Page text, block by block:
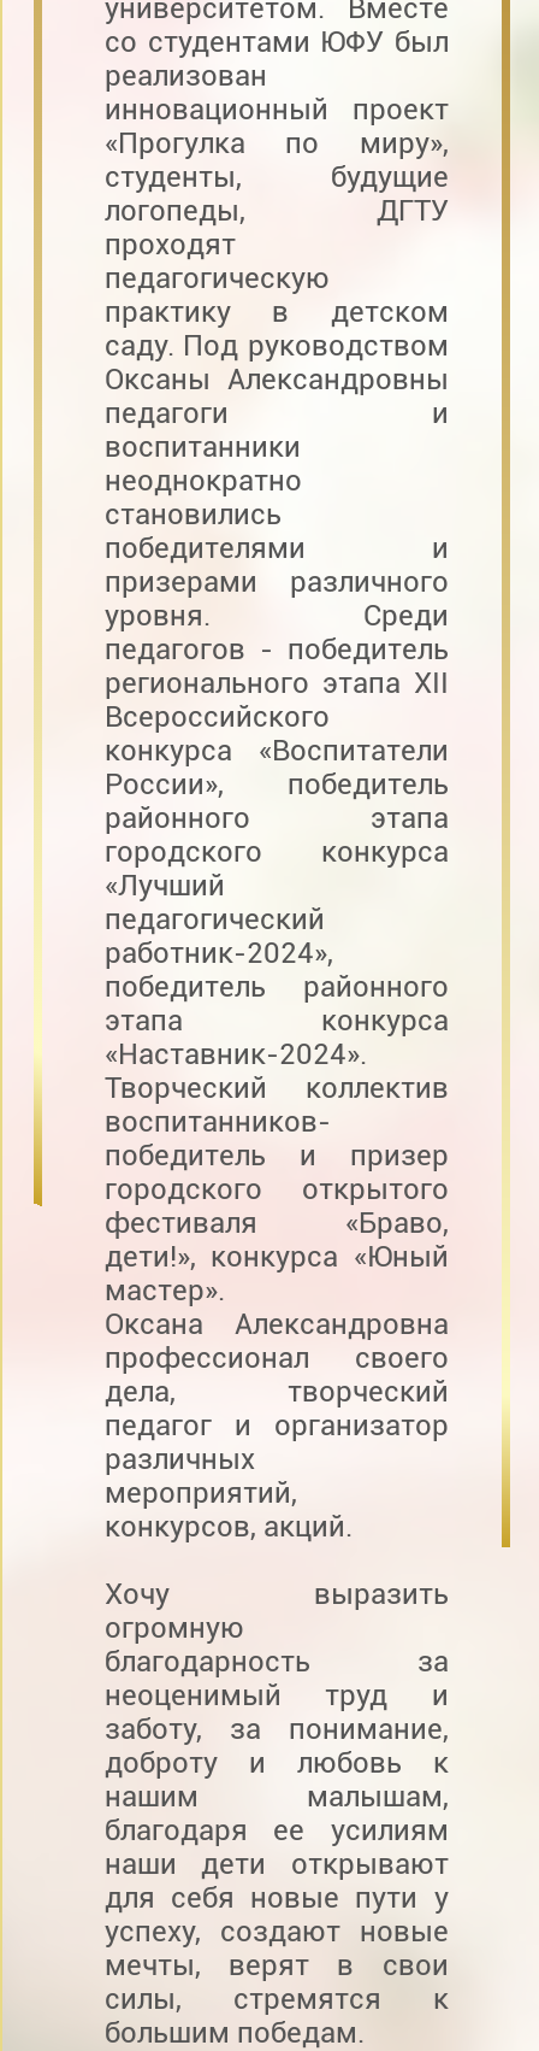
университетом. Вместе
со студентами ЮФУ был
реализован
инновационный проект
«Прогулка по миру»,
студенты, будущие
логопеды, ДГТУ
проходят
педагогическую
практику в детском
саду. Под руководством
Оксаны Александровны
педагоги и
воспитанники
неоднократно
становились
победителями и
призерами различного
уровня. Среди
педагогов - победитель
регионального этапа XII
Всероссийского
конкурса «Воспитатели
России», победитель
районного этапа
городского конкурса
«Лучший
педагогический
работник-2024»,
победитель районного
этапа конкурса
«Наставник-2024».
Творческий коллектив
воспитанников-
победитель и призер
городского открытого
фестиваля «Браво,
дети!», конкурса «Юный
мастер».
Оксана Александровна
профессионал своего
дела, творческий
педагог и организатор
различных
мероприятий,
конкурсов, акций.
Хочу выразить
огромную
благодарность за
неоценимый труд и
заботу, за понимание,
доброту и любовь к
нашим малышам,
благодаря ее усилиям
наши дети открывают
для себя новые пути у
успеху, создают новые
мечты, верят в свои
силы, стремятся к
большим победам.